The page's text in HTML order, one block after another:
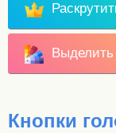
Кнопки